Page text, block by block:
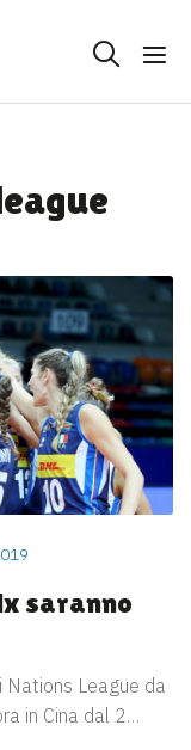
saranno
Nations League da
in Cina dal 2…